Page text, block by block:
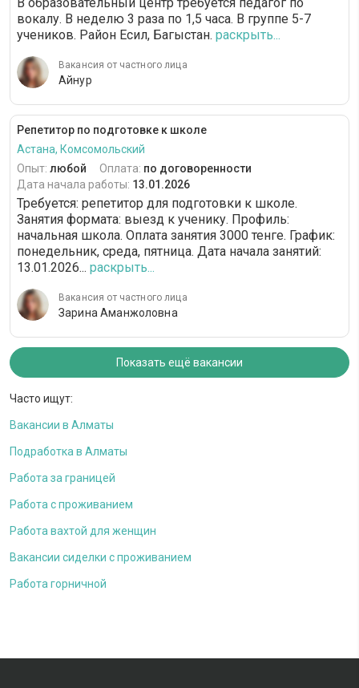
вокалу. В неделю 3 раза по 1,5 часа. В группе 5-7
учеников. Район Есил, Багыстан. раскрыть...
Вакансия от частного лица
Айнур
Репетитор по подготовке к школе
Астана, Комсомольский
Опыт: любой Оплата: по договоренности
Дата начала работы: 13.01.2026
Требуется: репетитор для подготовки к школе.
Занятия формата: выезд к ученику. Профиль:
начальная школа. Оплата занятия 3000 тенге. График:
понедельник, среда, пятница. Дата начала занятий:
13.01.2026... раскрыть...
Вакансия от частного лица
Зарина Аманжоловна
Показать ещё вакансии
Часто ищут:
Вакансии в Алматы
Подработка в Алматы
Работа за границей
Работа с проживанием
Работа вахтой для женщин
Вакансии сиделки с проживанием
Работа горничной